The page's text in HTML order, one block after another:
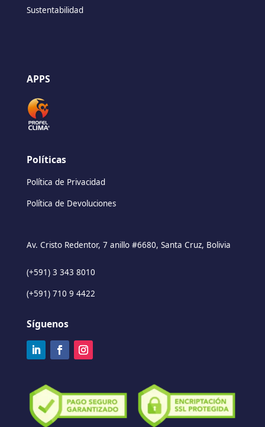
Sustentabilidad
APPS
Políticas
Política de Privacidad
Política de Devoluciones
Av. Cristo Redentor, 7 anillo #6680, Santa Cruz, Bolivia
(+591) 3 343 8010
(+591) 710 9 4422
Síguenos